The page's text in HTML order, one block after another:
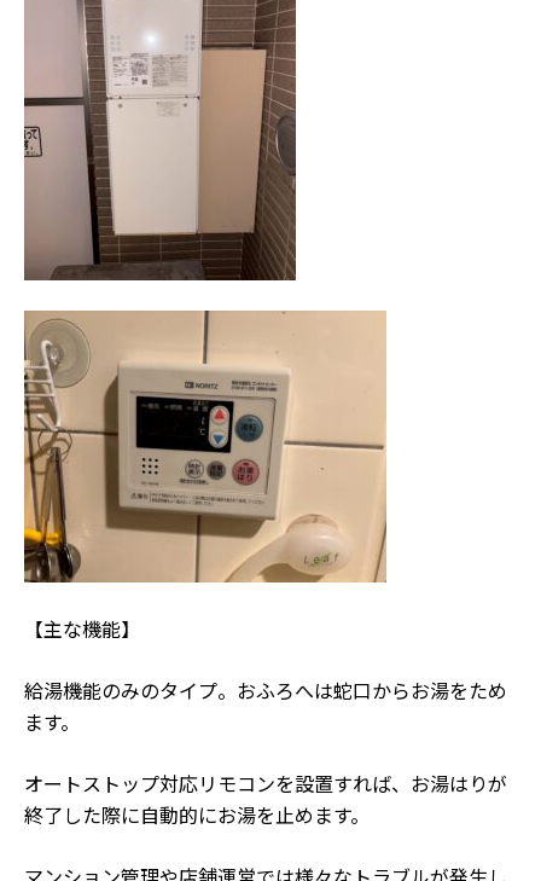
【主な機能】
給湯機能のみのタイプ。おふろへは蛇口からお湯をため
ます。
オートストップ対応リモコンを設置すれば、お湯はりが
終了した際に自動的にお湯を止めます。